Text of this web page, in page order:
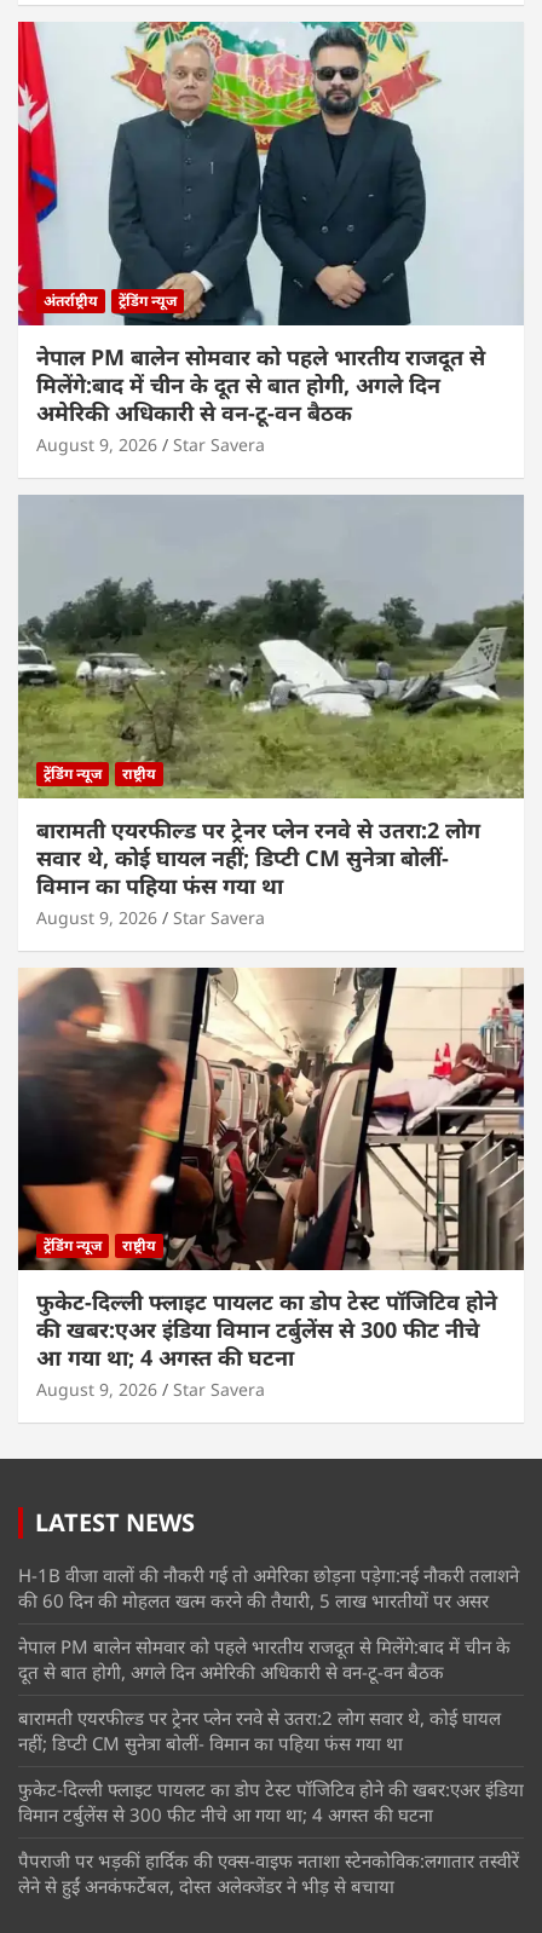
अंतर्राष्ट्रीय ट्रेंडिंग न्यूज
नेपाल PM बालेन सोमवार को पहले भारतीय राजदूत से
मिलेंगे:बाद में चीन के दूत से बात होगी, अगले दिन
अमेरिकी अधिकारी से वन-टू-वन बैठक
August 9, 2026 Star Savera
ट्रेंडिंग न्यूज राष्ट्रीय
बारामती एयरफील्ड पर ट्रेनर प्लेन रनवे से उतरा:2 लोग
सवार थे, कोई घायल नहीं; डिप्टी CM सुनेत्रा बोलीं-
विमान का पहिया फंस गया था
August 9, 2026 Star Savera
ट्रेंडिंग न्यूज राष्ट्रीय
फुकेट-दिल्ली फ्लाइट पायलट का डोप टेस्ट पॉजिटिव होने
की खबर:एअर इंडिया विमान टर्बुलेंस से 300 फीट नीचे
आ गया था; 4 अगस्त की घटना
August 9, 2026 Star Savera
LATEST NEWS
H-1B वीजा वालों की नौकरी गई तो अमेरिका छोड़ना पड़ेगा:नई नौकरी तलाशने
की 60 दिन की मोहलत खत्म करने की तैयारी, 5 लाख भारतीयों पर असर
नेपाल PM बालेन सोमवार को पहले भारतीय राजदूत से मिलेंगे:बाद में चीन के
दूत से बात होगी, अगले दिन अमेरिकी अधिकारी से वन-टू-वन बैठक
बारामती एयरफील्ड पर ट्रेनर प्लेन रनवे से उतरा:2 लोग सवार थे, कोई घायल
नहीं; डिप्टी CM सुनेत्रा बोलीं- विमान का पहिया फंस गया था
फुकेट-दिल्ली फ्लाइट पायलट का डोप टेस्ट पॉजिटिव होने की खबर:एअर इंडिया
विमान टर्बुलेंस से 300 फीट नीचे आ गया था; 4 अगस्त की घटना
पैपराजी पर भड़कीं हार्दिक की एक्स-वाइफ नताशा स्टेनकोविक:लगातार तस्वीरें
लेने से हुईं अनकंफर्टेबल, दोस्त अलेक्जेंडर ने भीड़ से बचाया